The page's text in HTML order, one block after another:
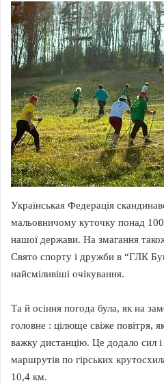
Українськая Федерація
мальовничому куточку понад 100
нашої держави. На змагання
Свято спорту і дружби в “ГЛК
найсміливіші очікування.
Та й осіння погода була, як на
головне : цілюще свіже повітря,
важку дистанцію. Це додало сил і
маршрутів по гірських
10,4 км.